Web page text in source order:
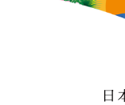
日